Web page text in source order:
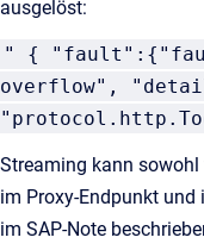
ausgelöst:
" {
overflow",
Streaming kann
im Proxy-Endpunkt
im SAP-Note